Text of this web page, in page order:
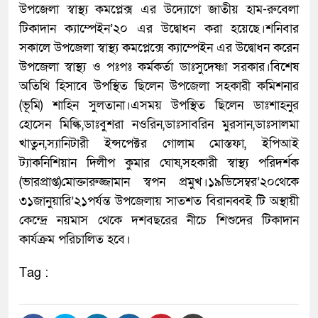
উপজেলা স্বাস্থ্য কমপ্লেক্স এর উদ্যোগে জাতীয় হাম-রুবেলা
টিকাদান ক্যাম্পেইন’২০ এর উদ্বোধন করা হয়েছে।শনিবার
সকালে উপজেলা স্বাস্থ্য কমপ্লেক্সে ক্যাম্পেইন এর উদ্বোধন করেন
উপজেলা স্বাস্থ্য ও পঃপঃ কর্মকর্তা ডাঃসুদেষ্ণা সরকার।বিশেষ
অতিথি হিসাবে উপস্থিত ছিলেন উপজেলা সহকারী কমিশনার
(ভূমি) শাহিন সুলতানা।এসময় উপস্থিত ছিলেন ডাঃশাহনুর
হোসেন মিল্কি,ডাঃবুশরা নওরিন,ডাঃসাবরিন মুরসান,ডাঃসালমা
খাতুন,স্যানিটারী ইন্সপেক্টর গোলাম মোস্তফা, ইপিআই
ট্যাকনিশিয়ান দিলীপ কুমার ঘোষ,সহকারী স্বাস্থ্য পরিদর্শক
(ভারপ্রাপ্ত)মোক্তারুজ্জামান স্বপন প্রমুখ।১৯ডিসেম্বর’২০থেকে
৩১জানুয়ারি’২১পর্যন্ত উপজেলায় সাতশত বিরানব্বই টি অস্থায়ী
কেন্দ্রে নয়মাস থেকে দশবছরের নীচে শিশুদের টিকাদান
কার্যক্রম পরিচালিত হবে।
Tag :